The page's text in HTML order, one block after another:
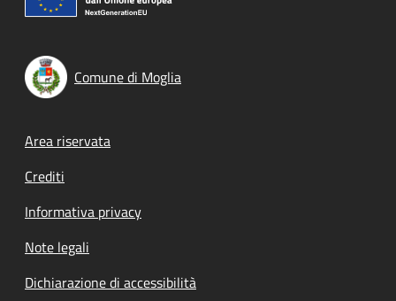
Comune di Moglia
Footer menu
Area riservata
Crediti
Informativa privacy
Note legali
Dichiarazione di accessibilità